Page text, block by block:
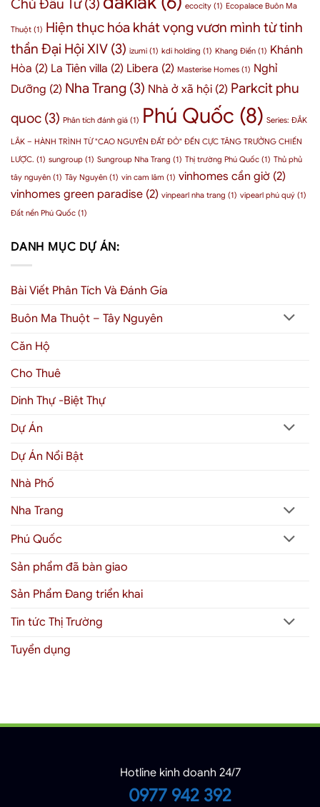
lực
3
số
nội
chứng
Quốc
doanh
2026
Chủ Đầu Tư(3) ecocity (1) Ecopalace Buôn Ma
Thuột (1) Hiện thục hóa khát vọng vươn mình từ tinh
thần Đại Hội XIV (3) izumi (1) kdi holding (1) Khang Điền (1) Khánh
Hòa (2) La Tiên villa (2) Libera (2) Masterise Homes (1) Nghỉ
Dưỡng (2) Nha Trang (3) Nhà ở xã hội (2) Parkcit phu
quoc (3) Phân tích đánh giá (1) Phú Quốc (8) Series: ĐẮK
LẮK – HÀNH TRÌNH TỪ "CAO NGUYÊN ĐẤT ĐỎ" ĐẾN CỰC TĂNG TRƯỞNG CHIẾN
LƯỢC. (1) sungroup (1) Sungroup Nha Trang (1) Thị trường Phú Quốc (1) Thủ phủ
tây nguyên (1) Tây Nguyên (1) vin cam lâm (1) vinhomes cần giờ (2)
vinhomes green paradise (2) vinpearl nha trang (1) vipearl phú quý (1)
Đất nền Phú Quốc (1)
DANH MỤC DỰ ÁN:
Bài Viết Phân Tích Và Đánh Gía
Buôn Ma Thuột – Tây Nguyên
Căn Hộ
Cho Thuê
Dinh Thự -Biệt Thự
Dự Án
Dự Án Nổi Bật
Nhà Phố
Nha Trang
Phú Quốc
Sản phẩm đã bàn giao
Sản Phẩm Đang triển khai
Tin tức Thị Trường
Tuyển dụng
Hotline kinh doanh 24/7
0977 942 392